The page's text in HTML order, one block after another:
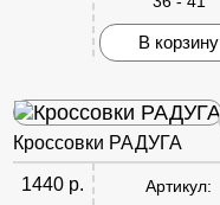
В корзину
Кроссовки РАДУГА
1440 р.
Артикул: